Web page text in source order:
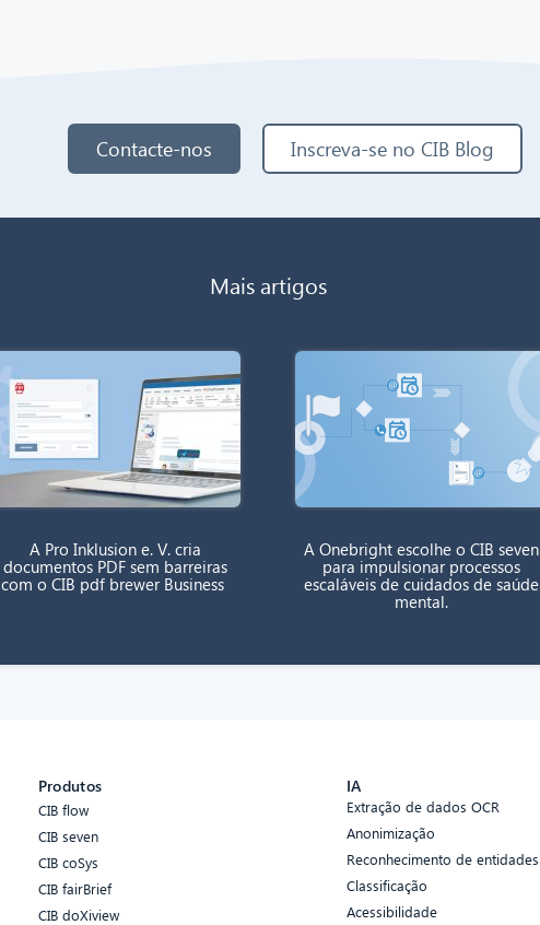
Contacte-nos Inscreva-se no CIB Blog
Mais artigos
A Pro Inklusion e. V. cria
documentos PDF sem barreiras
com o CIB pdf brewer Business
A Onebright escolhe o CIB seven
para impulsionar processos
escaláveis de cuidados de saúde
mental.
Produtos
CIB flow
CIB seven
CIB coSys
CIB fairBrief
CIB doXiview
IA
Extração de dados OCR
Anonimização
Reconhecimento de entidades
Classificação
Acessibilidade